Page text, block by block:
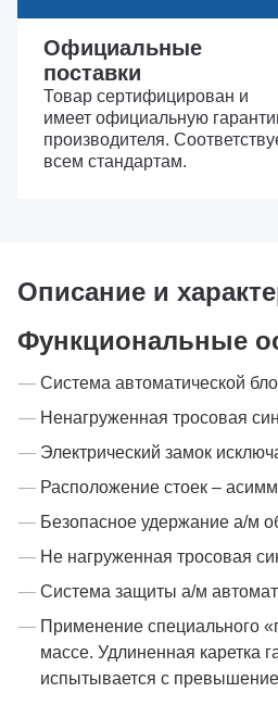
Официальные
поставки
Товар сертифицирован и
имеет официальную
производителя.
всем стандартам.
Описание и
Функциональные
Система автоматической
Ненагруженная тросовая
Электрический замок
Расположение стоек –
Безопасное удержание а/м
Не нагруженная тросовая
Система защиты а/м
Применение специального
массе. Удлиненная каретка
испытывается с